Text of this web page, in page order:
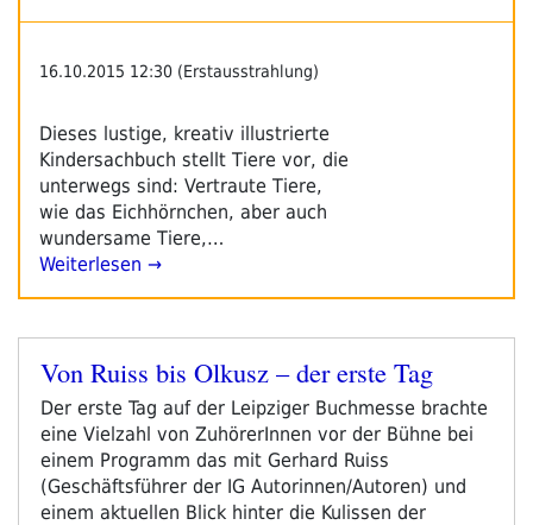
16.10.2015 12:30 (Erstausstrahlung)
Dieses lustige, kreativ illustrierte
Kindersachbuch stellt Tiere vor, die
unterwegs sind: Vertraute Tiere,
wie das Eichhörnchen, aber auch
wundersame Tiere,…
Weiterlesen →
Veröffentlicht
Von Ruiss bis Olkusz – der erste Tag
Der erste Tag auf der Leipziger Buchmesse brachte
eine Vielzahl von ZuhörerInnen vor der Bühne bei
einem Programm das mit Gerhard Ruiss
(Geschäftsführer der IG Autorinnen/Autoren) und
einem aktuellen Blick hinter die Kulissen der